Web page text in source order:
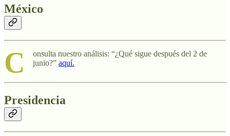
México
C
onsulta nuestro análisis: “¿Qué sigue después del 2 de
junio?” aquí.
Presidencia